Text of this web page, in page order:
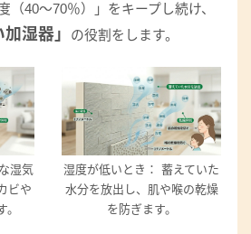
（40〜70％）」をキープし続け、
湿器」 の役割をします。
湿気
ビや
湿度が低いとき： 蓄えていた
水分を放出し、肌や喉の乾燥
を防ぎます。